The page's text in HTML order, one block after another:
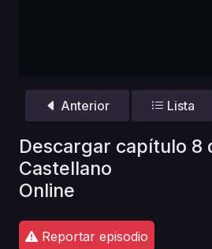
Anterior Lista
Descargar capítulo 8
Castellano
Online
Reportar episodio